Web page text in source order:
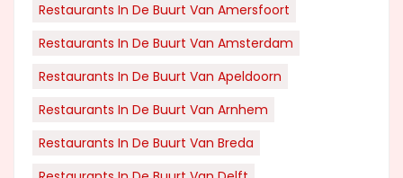
Restaurants In De Buurt Van Amersfoort
Restaurants In De Buurt Van Amsterdam
Restaurants In De Buurt Van Apeldoorn
Restaurants In De Buurt Van Arnhem
Restaurants In De Buurt Van Breda